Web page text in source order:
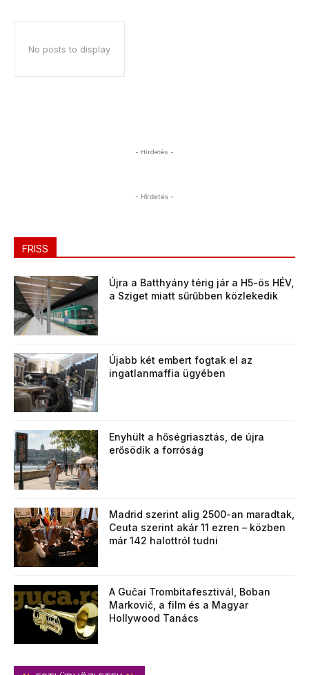
No posts to display
- Hirdetés -
- Hirdetés -
FRISS
Újra a Batthyány térig jár a H5-ös HÉV,
a Sziget miatt sűrűbben közlekedik
Újabb két embert fogtak el az
ingatlanmaffia ügyében
Enyhült a hőségriasztás, de újra
erősödik a forróság
Madrid szerint alig 2500-an maradtak,
Ceuta szerint akár 11 ezren – közben
már 142 halottról tudni
A Gučai Trombitafesztivál, Boban
Markovič, a film és a Magyar
Hollywood Tanács